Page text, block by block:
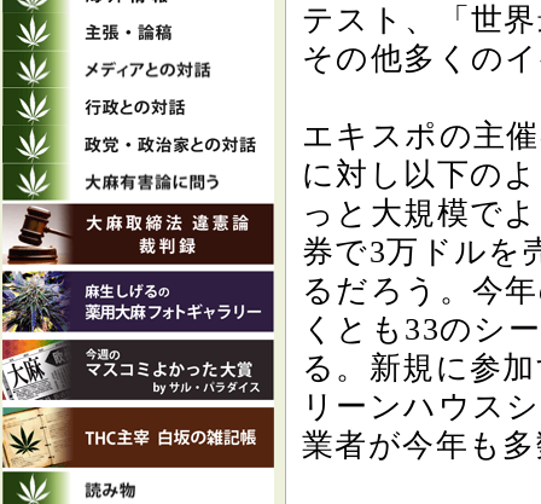
テスト、「世
その他多くの
エキスポの主
に対し以下の
っと大規模で
券で3万ドルを
るだろう。今
くとも33のシ
る。新規に参
リーンハウス
業者が今年も